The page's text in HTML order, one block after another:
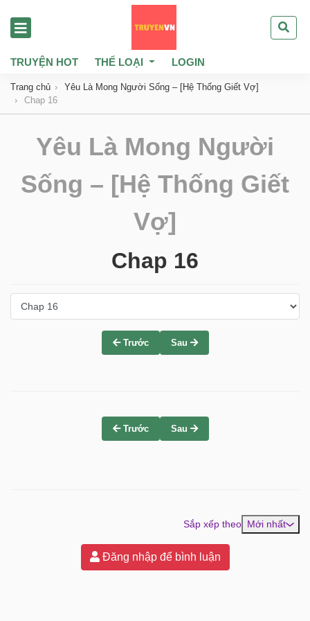
TRUYỆN HOT THỂ LOẠI LOGIN
Trang chủ
Yêu Là Mong Người Sống – [Hệ Thống Giết Vợ]
Chap 16
Yêu Là Mong Người
Sống – [Hệ Thống Giết
Vợ]
Chap 16
Trước Sau
Trước Sau
Sắp xếp theo Mới nhất
Đăng nhập để bình luận